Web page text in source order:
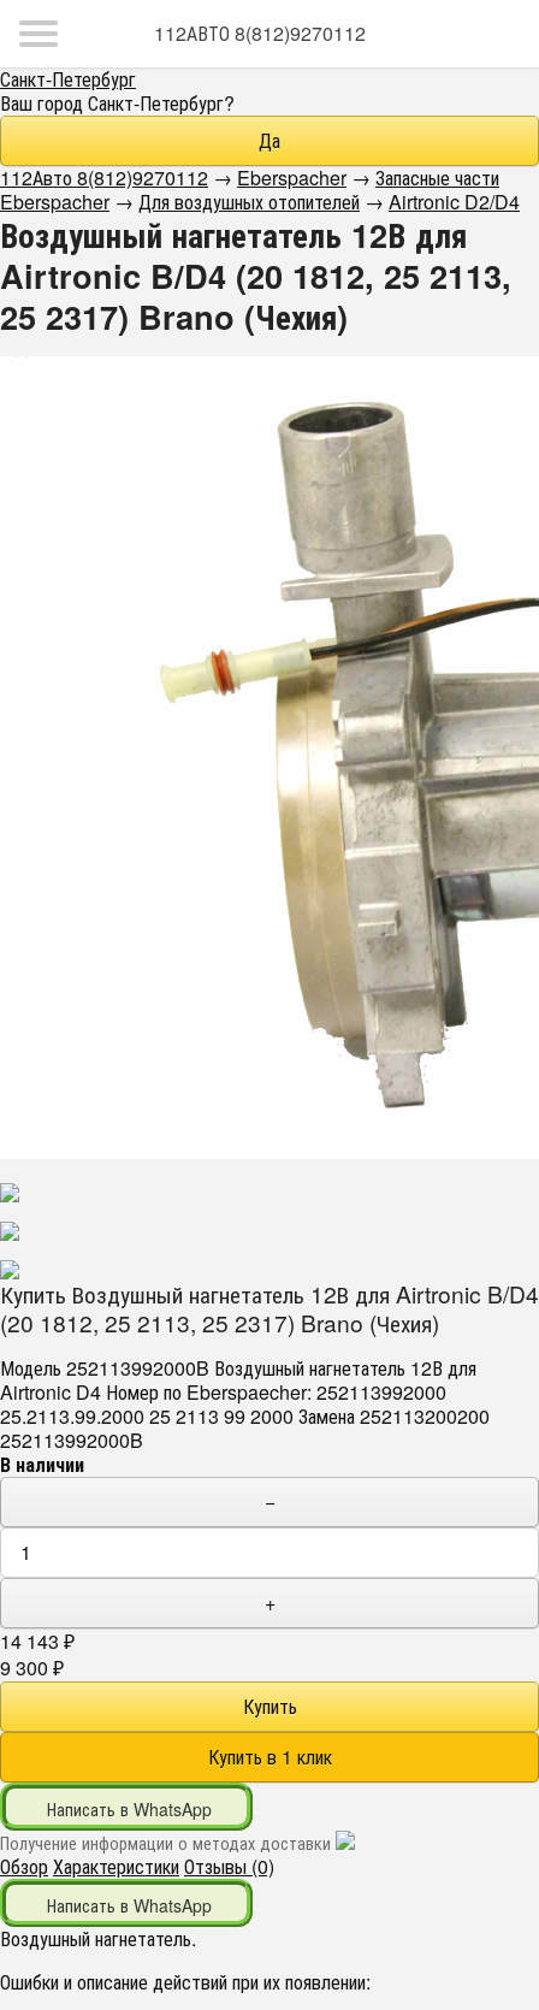
112АВТО 8(812)9270112
Санкт-Петербург
Ваш городСанкт-Петербург?
112Авто 8(812)9270112 → Eberspacher → Запасные части
Eberspacher → Для воздушных отопителей → Airtronic D2/D4
Воздушный нагнетатель 12В для
Airtronic B/D4 (20 1812, 25 2113,
25 2317) Brano (Чехия)
Купить Воздушный нагнетатель 12В для Airtronic B/D4
(20 1812, 25 2113, 25 2317) Brano (Чехия)
Модель 252113992000B Воздушный нагнетатель 12В для
Airtronic D4 Номер по Eberspaecher: 252113992000
25.2113.99.2000 25 2113 99 2000 Замена 252113200200
252113992000B
В наличии
−
+
14 143 ₽
9 300 ₽
Написать в WhatsApp
Получение информации о методах доставки
ОбзорХарактеристикиОтзывы (0)
Написать в WhatsApp
Воздушный нагнетатель.
Ошибки и описание действий при их появлении: